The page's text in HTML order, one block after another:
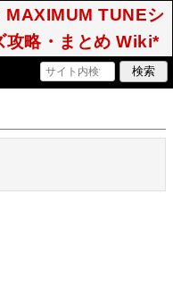
MAXIMUM TUNEシ
攻略・まとめ Wiki*